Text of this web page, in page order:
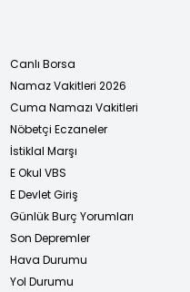
Canlı Borsa
Namaz Vakitleri 2026
Cuma Namazı Vakitleri
Nöbetçi Eczaneler
İstiklal Marşı
E Okul VBS
E Devlet Giriş
Günlük Burç Yorumları
Son Depremler
Hava Durumu
Yol Durumu